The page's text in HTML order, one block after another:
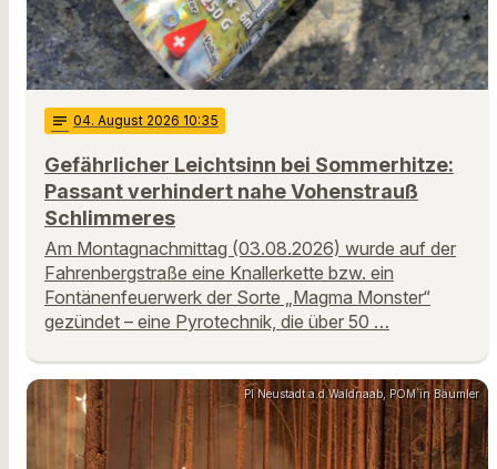
notes 04. August 2026 10:35
Gefährlicher Leichtsinn bei Sommerhitze:
Passant verhindert nahe Vohenstrauß
Schlimmeres
Am Montagnachmittag (03.08.2026) wurde auf der
Fahrenbergstraße eine Knallerkette bzw. ein
Fontänenfeuerwerk der Sorte „Magma Monster“
gezündet – eine Pyrotechnik, die über 50 …
PI Neustadt a.d.Waldnaab, POM`in Bäumler